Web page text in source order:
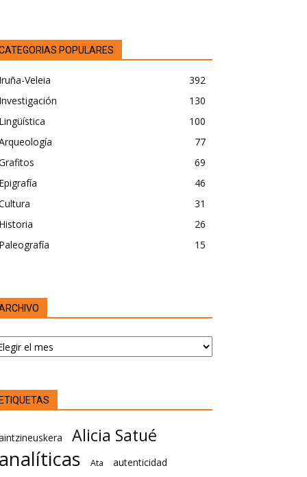
POPULARES
Veleia
392
130
100
77
69
46
31
26
15
Alicia Satué
Ata autenticidad